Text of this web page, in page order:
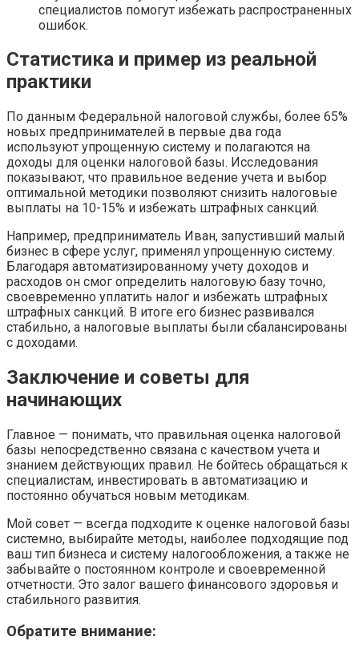
специалистов помогут избежать распространенных
ошибок.
Статистика и пример из реальной
практики
По данным Федеральной налоговой службы, более 65%
новых предпринимателей в первые два года
используют упрощенную систему и полагаются на
доходы для оценки налоговой базы. Исследования
показывают, что правильное ведение учета и выбор
оптимальной методики позволяют снизить налоговые
выплаты на 10-15% и избежать штрафных санкций.
Например, предприниматель Иван, запустивший малый
бизнес в сфере услуг, применял упрощенную систему.
Благодаря автоматизированному учету доходов и
расходов он смог определить налоговую базу точно,
своевременно уплатить налог и избежать штрафных
штрафных санкций. В итоге его бизнес развивался
стабильно, а налоговые выплаты были сбалансированы
с доходами.
Заключение и советы для
начинающих
Главное — понимать, что правильная оценка налоговой
базы непосредственно связана с качеством учета и
знанием действующих правил. Не бойтесь обращаться к
специалистам, инвестировать в автоматизацию и
постоянно обучаться новым методикам.
Мой совет — всегда подходите к оценке налоговой базы
системно, выбирайте методы, наиболее подходящие под
ваш тип бизнеса и систему налогообложения, а также не
забывайте о постоянном контроле и своевременной
отчетности. Это залог вашего финансового здоровья и
стабильного развития.
Обратите внимание: